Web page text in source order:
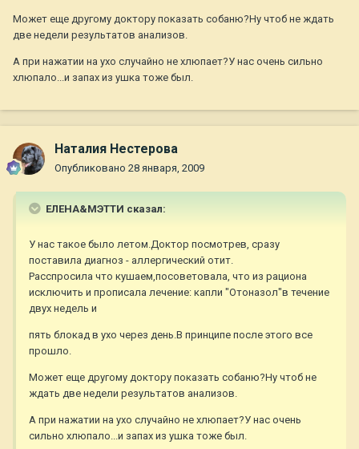
Может еще другому доктору показать собаню?Ну чтоб не ждать
две недели результатов анализов.
А при нажатии на ухо случайно не хлюпает?У нас очень сильно
хлюпало...и запах из ушка тоже был.
Наталия Нестерова
Опубликовано 28 января, 2009
ЕЛЕНА&МЭТТИ сказал:
У нас такое было летом.Доктор посмотрев, сразу
поставила диагноз - аллергический отит.
Расспросила что кушаем,посоветовала, что из рациона
исключить и прописала лечение: капли "Отоназол"в течение
двух недель и
пять блокад в ухо через день.В принципе после этого все
прошло.
Может еще другому доктору показать собаню?Ну чтоб не
ждать две недели результатов анализов.
А при нажатии на ухо случайно не хлюпает?У нас очень
сильно хлюпало...и запах из ушка тоже был.